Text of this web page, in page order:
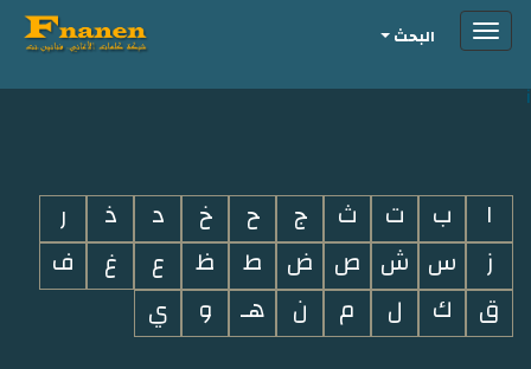
i
Toggleالبحث
ا ب ت ث ج ح خ د ذ
ر
ز
س ش ص ض ط ظ ع غ
ف
ق
ك ل م ن هـ و ي